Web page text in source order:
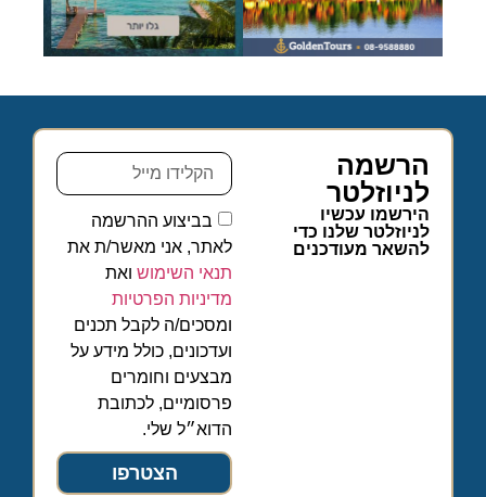
הרשמה
לניוזלטר
הירשמו עכשיו
לניוזלטר שלנו כדי
להשאר מעודכנים
בביצוע ההרשמה
לאתר, אני מאשר/ת את
תנאי השימוש ואת
מדיניות הפרטיות
ומסכים/ה לקבל תכנים
ועדכונים, כולל מידע על
מבצעים וחומרים
פרסומיים, לכתובת
הדוא״ל שלי.
הצטרפו